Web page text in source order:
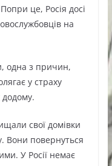
це, Росія досі
на
одна з причин,
у страху
свої домівки
Вони повернуться
У Росії немає